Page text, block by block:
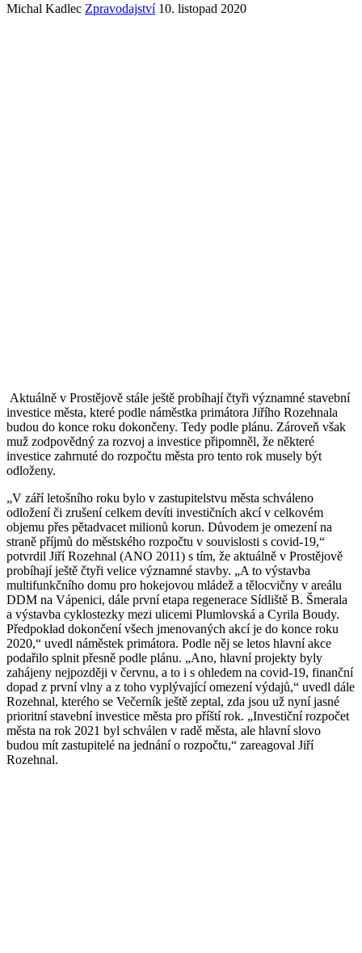
Michal Kadlec Zpravodajství 10. listopad 2020
Aktuálně v Prostějově stále ještě probíhají čtyři významné stavební
investice města, které podle náměstka primátora Jiřího Rozehnala
budou do konce roku dokončeny. Tedy podle plánu. Zároveň však
muž zodpovědný za rozvoj a investice připomněl, že některé
investice zahrnuté do rozpočtu města pro tento rok musely být
odloženy.
„V září letošního roku bylo v zastupitelstvu města schváleno
odložení či zrušení celkem devíti investičních akcí v celkovém
objemu přes pětadvacet milionů korun. Důvodem je omezení na
straně příjmů do městského rozpočtu v souvislosti s covid-19,“
potvrdil Jiří Rozehnal (ANO 2011) s tím, že aktuálně v Prostějově
probíhají ještě čtyři velice významné stavby. „A to výstavba
multifunkčního domu pro hokejovou mládež a tělocvičny v areálu
DDM na Vápenici, dále první etapa regenerace Sídliště B. Šmerala
a výstavba cyklostezky mezi ulicemi Plumlovská a Cyrila Boudy.
Předpoklad dokončení všech jmenovaných akcí je do konce roku
2020,“ uvedl náměstek primátora. Podle něj se letos hlavní akce
podařilo splnit přesně podle plánu. „Ano, hlavní projekty byly
zahájeny nejpozději v červnu, a to i s ohledem na covid-19, finanční
dopad z první vlny a z toho vyplývající omezení výdajů,“ uvedl dále
Rozehnal, kterého se Večerník ještě zeptal, zda jsou už nyní jasné
prioritní stavební investice města pro příští rok. „Investiční rozpočet
města na rok 2021 byl schválen v radě města, ale hlavní slovo
budou mít zastupitelé na jednání o rozpočtu,“ zareagoval Jiří
Rozehnal.